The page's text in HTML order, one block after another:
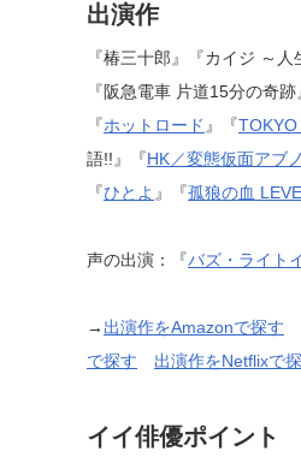
出演作
『椿三十郎』『カイジ ～
『阪急電車 片道15分の奇
『ホットロード 』『
語!!』『HK／変態仮面アブ
『ひとよ 』『孤狼の血
声の出演：『バズ・ライト
→ 出演作をAmazonで探す
で探す
出演作をNetflixで
イイ俳優ポイント